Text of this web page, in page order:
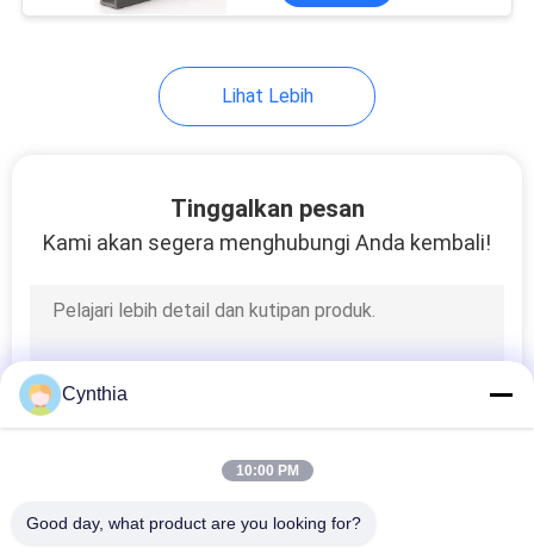
sistem racking pipa
Profil Ekstrusi
Aluminium
Lihat Lebih
Tinggalkan pesan
Kami akan segera menghubungi Anda kembali!
Cynthia
10:00 PM
Good day, what product are you looking for?